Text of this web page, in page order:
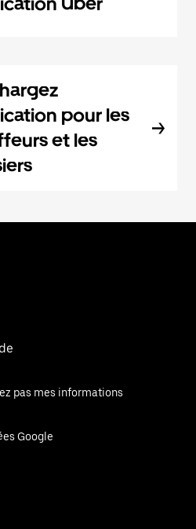
pour les
et les
pas mes informations
Google